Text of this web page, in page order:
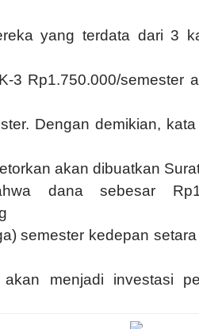
yang terdata dari 3
3 Rp1.750.000/semester
Dengan demikian,
akan dibuatkan
dana sebesar
semester kedepan
menjadi investasi